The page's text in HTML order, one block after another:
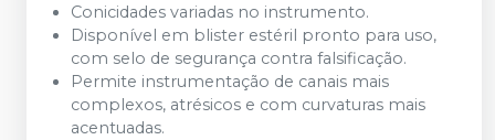
Conicidades variadas no instrumento.
Disponível em blister estéril pronto para uso,
com selo de segurança contra falsificação.
Permite instrumentação de canais mais
complexos, atrésicos e com curvaturas mais
acentuadas.